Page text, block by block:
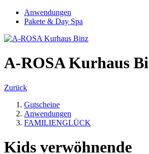
Anwendungen
Pakete & Day Spa
A-ROSA Kurhaus
Zurück
Gutscheine
Anwendungen
FAMILIENGLÜCK
Kids verwöhnende